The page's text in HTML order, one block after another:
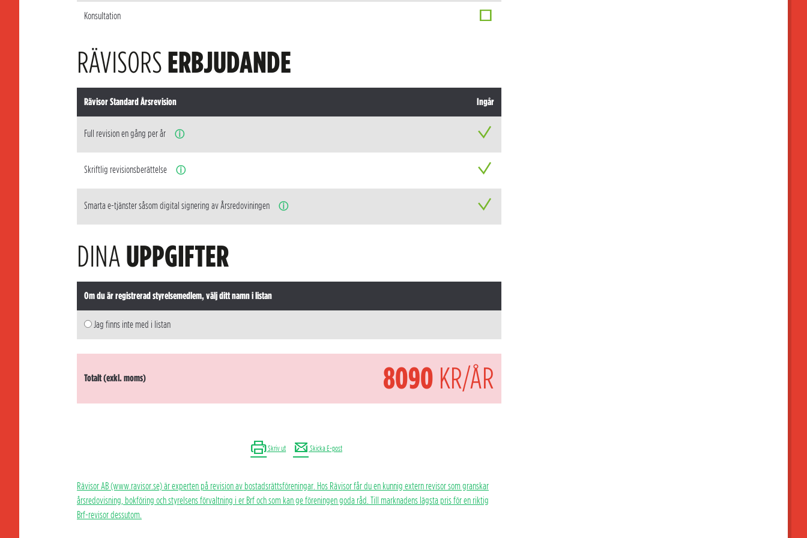
Konsultation
RÄVISORSERBJUDANDE
Rävisor Standard Årsrevision Ingår
Full revision en gång per år ⓘ
Skriftlig revisionsberättelse ⓘ
Smarta e-tjänster såsom digital signering av Årsredoviningen ⓘ
DINAUPPGIFTER
Om du är registrerad styrelsemedlem, välj ditt namn i listan
Jag finns inte med i listan
Totalt (exkl. moms) 8090 KR/ÅR
Skriv ut Skicka E-post
Rävisor AB (www.ravisor.se) är experten på revision av bostadsrättsföreningar. Hos Rävisor får du en kunnig extern revisor som granskar
årsredovisning, bokföring och styrelsens förvaltning i er Brf och som kan ge föreningen goda råd. Till marknadens lägsta pris för en riktig
Brf-revisor dessutom.